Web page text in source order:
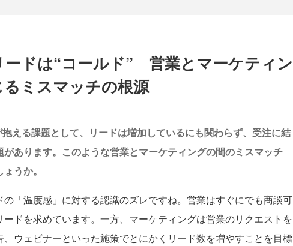
ードは“コールド” 営業とマーケティン
ミスマッチの根源
える課題として、リードは増加しているにも関わらず、受注に結
あります。このような営業とマーケティングの間のミスマッチ
うか。
「温度感」に対する認識のズレですね。営業はすぐにでも商談可
ドを求めています。一方、マーケティングは営業のリクエストを
、ウェビナーといった施策でとにかくリード数を増やすことを目標